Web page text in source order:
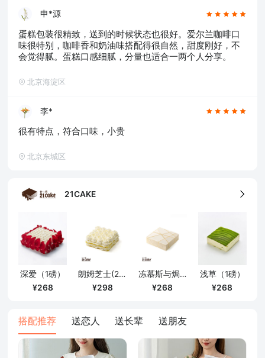
5、食品生产许可证
申*源
蛋糕包装很精致，送到的时候状态也很好。爱尔兰咖啡口
味很特别，咖啡香和奶油味搭配得很自然，甜度刚好，不
会觉得腻。蛋糕口感细腻，分量也适合一两个人分享。
北京海淀区
李*
很有特点，符合口味，小贵
北京东城区
21CAKE
深爱（1磅）
268
朗姆芝士(2磅)
298
冻慕斯与焗芝士(1磅)
268
浅草（1磅）
268
搭配推荐 送恋人 送长辈 送朋友